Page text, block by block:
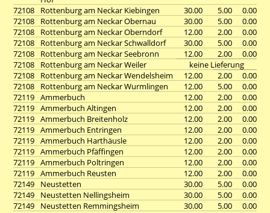
72108
Rottenburg am Neckar Kiebingen 30.00 5.00
0.00
72108
Rottenburg am Neckar Obernau 30.00 5.00
0.00
72108
Rottenburg am Neckar Oberndorf 12.00 2.00
0.00
72108
Rottenburg am Neckar Schwalldorf 30.00 5.00
0.00
72108
Rottenburg am Neckar Seebronn 12.00 2.00
0.00
72108
Rottenburg am Neckar Weiler
keine Lieferung
72108
Rottenburg am Neckar Wendelsheim 12.00 2.00
0.00
72108
Rottenburg am Neckar Wurmlingen 12.00 5.00
0.00
72119 Ammerbuch 12.00 2.00
0.00
72119 Ammerbuch Altingen 12.00 2.00
0.00
72119 Ammerbuch Breitenholz 12.00 2.00
0.00
72119 Ammerbuch Entringen 12.00 2.00
0.00
72119 Ammerbuch Harthäusle 12.00 2.00
0.00
72119 Ammerbuch Pfäffingen 12.00 2.00
0.00
72119 Ammerbuch Poltringen 12.00 2.00
0.00
72119 Ammerbuch Reusten 12.00 2.00
0.00
72149
Neustetten 30.00 5.00
0.00
72149
Neustetten Nellingsheim 30.00 5.00
0.00
72149
Neustetten Remmingsheim 30.00 5.00
0.00